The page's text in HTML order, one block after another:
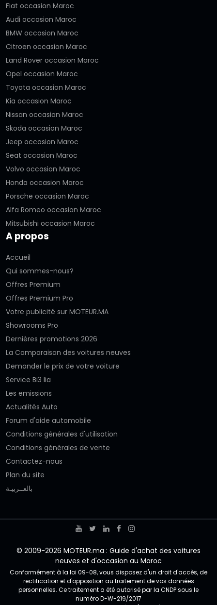
Fiat occasion Maroc
Audi occasion Maroc
BMW occasion Maroc
Citroën occasion Maroc
Land Rover occasion Maroc
Opel occasion Maroc
Toyota occasion Maroc
Kia occasion Maroc
Nissan occasion Maroc
Skoda occasion Maroc
Jeep occasion Maroc
Seat occasion Maroc
Volvo occasion Maroc
Honda occasion Maroc
Porsche occasion Maroc
Alfa Romeo occasion Maroc
Mitsubishi occasion Maroc
A propos
Accueil
Qui sommes-nous?
Offres Premium
Offres Premium Pro
Votre publicité sur MOTEUR.MA
Showrooms Pro
Dernières promotions 2026
La Comparaison des voitures neuves
Demander le prix de votre voiture
Service Bi3 lia
Les emissions
Actualités Auto
Forum d'aide automobile
Conditions générales d'utilisation
Conditions générales de vente
Contactez-nous
Plan du site
بالعــربيـة
© 2009-2026 MOTEUR.ma : Guide d'achat des voitures
neuves et d'occasion au Maroc
Conformément à la loi 09-08, vous disposez d'un droit d'accès, de
rectification et d'opposition au traitement de vos données
personnelles. Ce traitement a été autorisé par la CNDP sous le
numéro D-W-219/2017